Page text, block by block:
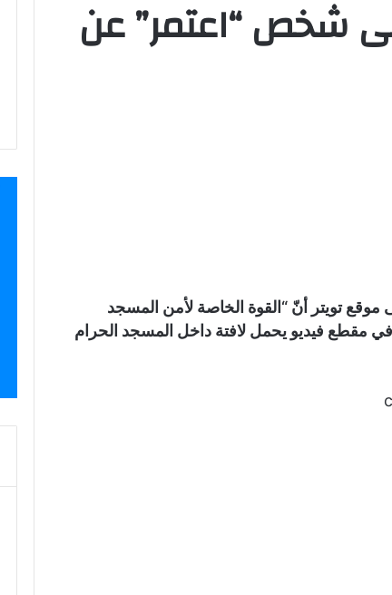
شخص “اعتمر” عن
تويتر أنّ “القوة الخاصة لأمن المسجد
مقطع فيديو يحمل لافتة داخل المسجد الحرام
c